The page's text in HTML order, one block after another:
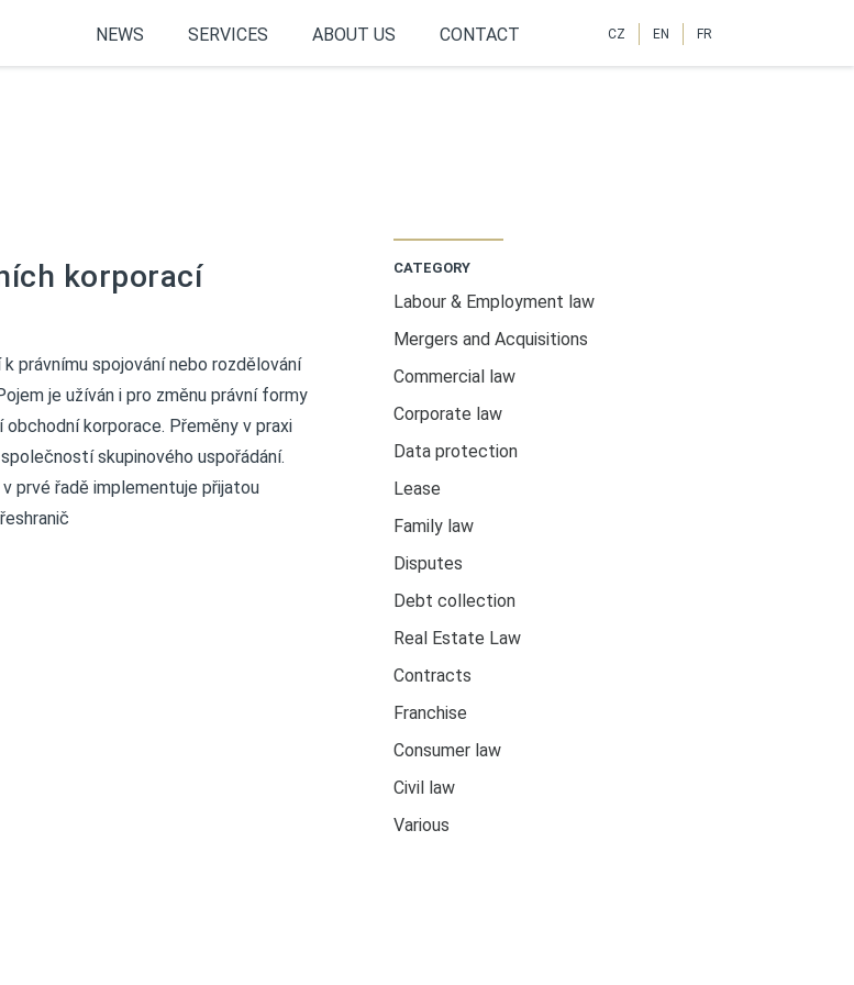
NEWS SERVICES ABOUT US CONTACT CZ EN FR
korporací
právnímu spojování nebo rozdělování
je užíván i pro změnu právní formy
korporace. Přeměny v praxi
skupinového uspořádání.
prvé řadě implementuje přijatou
CATEGORY
Labour & Employment law
Mergers and Acquisitions
Commercial law
Corporate law
Data protection
Lease
Family law
Disputes
Debt collection
Real Estate Law
Contracts
Franchise
Consumer law
Civil law
Various